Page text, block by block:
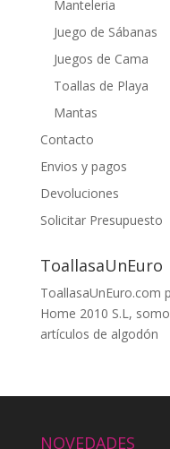
Manteleria
Juego de Sábanas
Juegos de Cama
Toallas de Playa
Mantas
Contacto
Envios y pagos
Devoluciones
Solicitar Presupuesto
ToallasaUnEuro
ToallasaUnEuro.com
Home 2010 S.L,
artículos de algodón
NOVEDADES